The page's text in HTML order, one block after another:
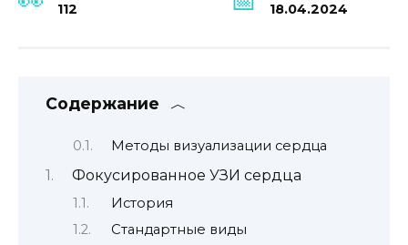
112 18.04.2024
Содержание
Методы визуализации сердца
Фокусированное УЗИ сердца
История
Стандартные виды